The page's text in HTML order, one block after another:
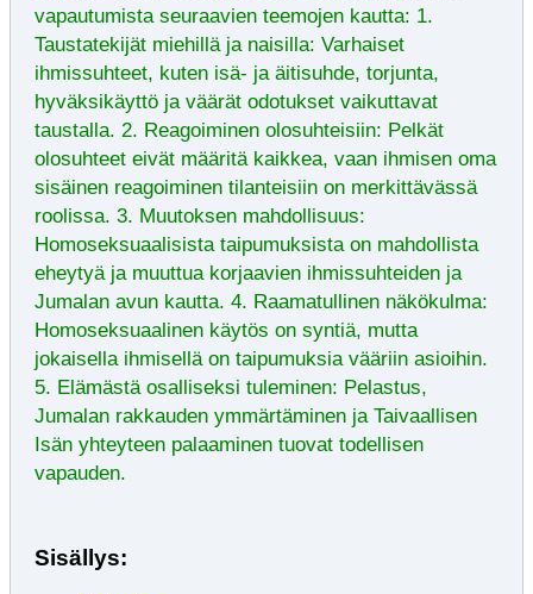
vapautumista seuraavien teemojen kautta: 1.
Taustatekijät miehillä ja naisilla: Varhaiset
ihmissuhteet, kuten isä- ja äitisuhde, torjunta,
hyväksikäyttö ja väärät odotukset vaikuttavat
taustalla. 2. Reagoiminen olosuhteisiin: Pelkät
olosuhteet eivät määritä kaikkea, vaan ihmisen oma
sisäinen reagoiminen tilanteisiin on merkittävässä
roolissa. 3. Muutoksen mahdollisuus:
Homoseksuaalisista taipumuksista on mahdollista
eheytyä ja muuttua korjaavien ihmissuhteiden ja
Jumalan avun kautta. 4. Raamatullinen näkökulma:
Homoseksuaalinen käytös on syntiä, mutta
jokaisella ihmisellä on taipumuksia vääriin asioihin.
5. Elämästä osalliseksi tuleminen: Pelastus,
Jumalan rakkauden ymmärtäminen ja Taivaallisen
Isän yhteyteen palaaminen tuovat todellisen
vapauden.
Sisällys: